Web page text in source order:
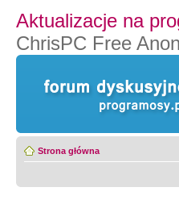
Aktualizacje na
ChrisPC Free
Strona główna